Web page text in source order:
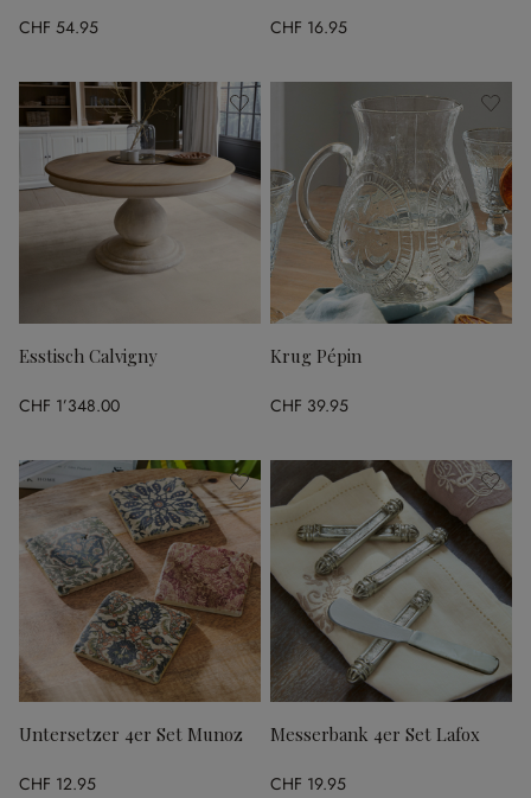
CHF 54.95 CHF 16.95
Esstisch Calvigny
CHF 1’348.00
Krug Pépin
CHF 39.95
Untersetzer 4er Set Munoz
CHF 12.95
Messerbank 4er Set Lafox
CHF 19.95